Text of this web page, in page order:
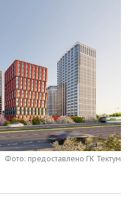
Фото: предоставлено ГК Тектум